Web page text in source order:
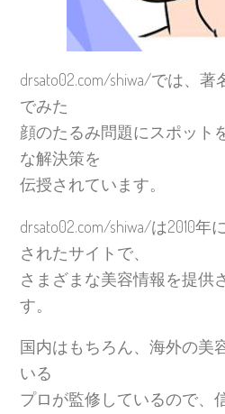
drsato02.com/shiwa/では、
でみた
顔のたるみ問題にスポット
な解決策を
伝授されています。
drsato02.com/shiwa/は2010
されたサイトで、
さまざまな美容情報を提供
す。
国内はもちろん、海外の美
いる
プロが監修しているので、